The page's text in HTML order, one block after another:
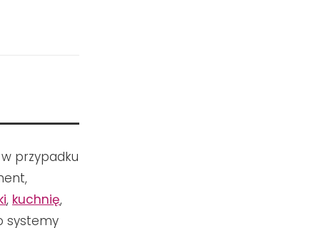
przypadku
, kuchnię,
systemy